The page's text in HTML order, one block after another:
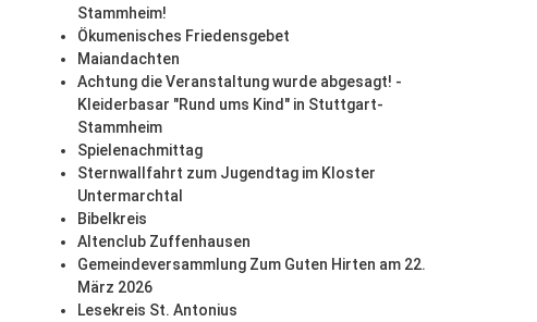
Stammheim!
Ökumenisches Friedensgebet
Maiandachten
Achtung die Veranstaltung wurde abgesagt! -
Kleiderbasar "Rund ums Kind" in Stuttgart-
Stammheim
Spielenachmittag
Sternwallfahrt zum Jugendtag im Kloster
Untermarchtal
Bibelkreis
Altenclub Zuffenhausen
Gemeindeversammlung Zum Guten Hirten am 22.
März 2026
Lesekreis St. Antonius